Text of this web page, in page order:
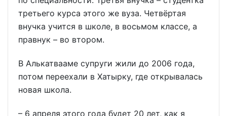
третьего курса этого же вуза. Четвёртая
внучка учится в школе, в восьмом классе, а
правнук – во втором.
В Алькатвааме супруги жили до 2006 года,
потом переехали в Хатырку, где открывалась
новая школа.
– 6 апреля этого года будет 20 лет, как я